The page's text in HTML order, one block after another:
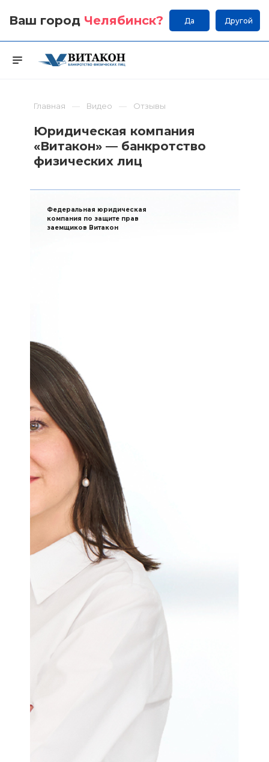
Ваш город Челябинск? Да Другой
Главная Видео Отзывы
Юридическая компания
«Витакон» — банкротство
физических лиц
Федеральная юридическая
компания по защите прав
заемщиков Витакон